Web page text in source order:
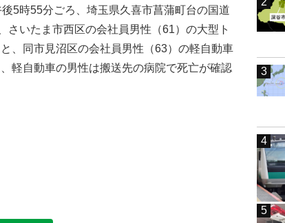
久喜市菖蒲町台周辺の地図（国土地
5時55分ごろ、埼玉県久喜市菖蒲町台の国道
さいたま市西区の会社員男性（61）の大型ト
、同市見沼区の会社員男性（63）の軽自動車
軽自動車の男性は搬送先の病院で死亡が確認